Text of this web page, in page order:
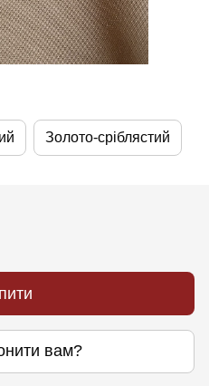
Золото-сріблястий
вам?